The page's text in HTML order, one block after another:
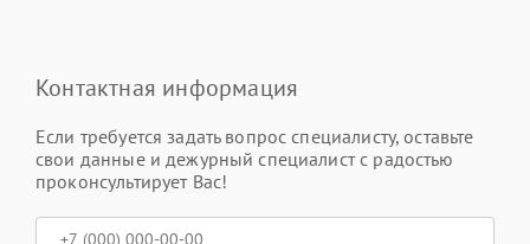
Контактная информация
Если требуется задать вопрос специалисту, оставьте
свои данные и дежурный специалист с радостью
проконсультирует Вас!